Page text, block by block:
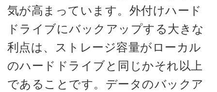
気が高まっています。外付けハード
ドライブにバックアップする大きな
利点は、ストレージ容量がローカル
のハードドライブと同じかそれ以上
であることです。データのバックア